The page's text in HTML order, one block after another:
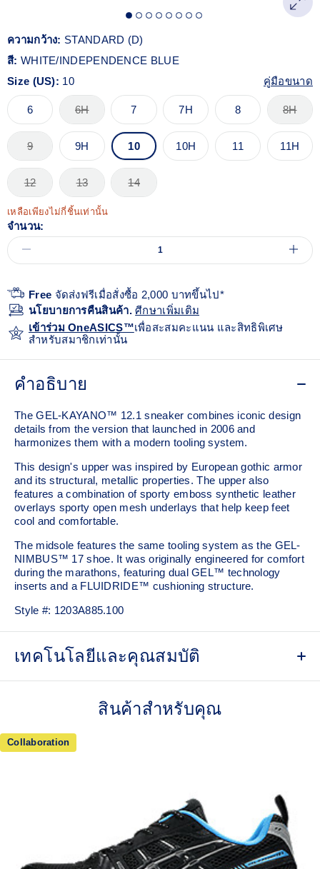
ความกว้าง: STANDARD (D)
สี: WHITE/INDEPENDENCE BLUE
Size (US): 10 คู่มือขนาด
6 6H 7 7H 8 8H
9 9H 10 10H 11 11H
12 13 14
เหลือเพียงไม่กี่ชิ้นเท่านั้น
จำนวน:
Free จัดส่งฟรีเมื่อสั่งซื้อ 2,000 บาทขึ้นไป*
นโยบายการคืนสินค้า.ศีกษาเพิ่มเติม
เข้าร่วม OneASICS™เพื่อสะสมคะแนน และสิทธิพิเศษ
สำหรับสมาชิกเท่านั้น
คำอธิบาย
The GEL-KAYANO™ 12.1 sneaker combines iconic design
details from the version that launched in 2006 and
harmonizes them with a modern tooling system.
This design's upper was inspired by European gothic armor
and its structural, metallic properties. The upper also
features a combination of sporty emboss synthetic leather
overlays sporty open mesh underlays that help keep feet
cool and comfortable.
The midsole features the same tooling system as the GEL-
NIMBUS™ 17 shoe. It was originally engineered for comfort
during the marathons, featuring dual GEL™ technology
inserts and a FLUIDRIDE™ cushioning structure.
Style #: 1203A885.100
เทคโนโลยีและคุณสมบัติ
GEL-NIMBUS™17 tooling system.
provide comfort and traction without sacrificing durability.
Rearfoot and forefoot GEL™ technology
Shock-attenuating material placed in the midsole of the
shoe for cushioning and shock absorption.
สินค้าสำหรับคุณ
Collaboration